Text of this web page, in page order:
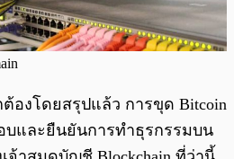
องโดยสรุปแล้ว การขุด Bitcoin
และยืนยันการทำธุรกรรมบน